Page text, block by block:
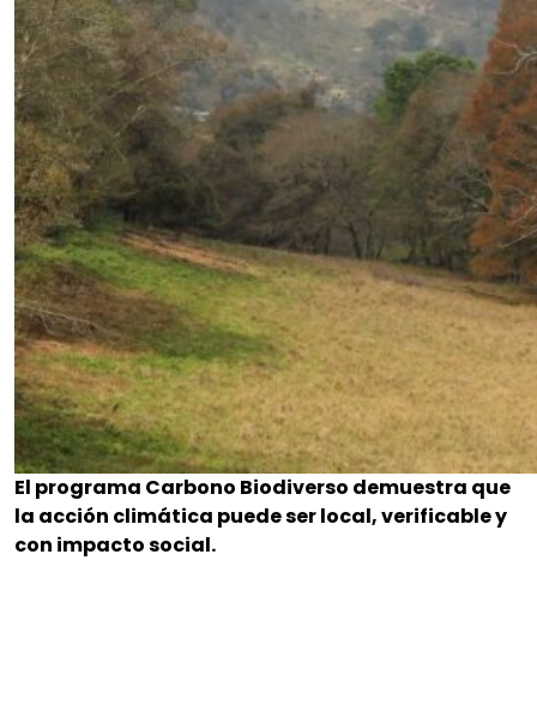
El programa Carbono Biodiverso demuestra que
la acción climática puede ser local, verificable y
con impacto social.